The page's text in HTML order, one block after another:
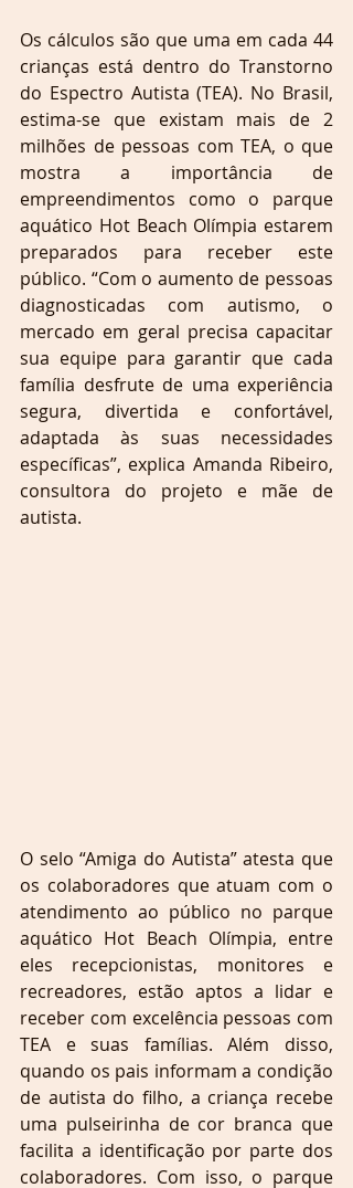
Os cálculos são que uma em cada 44
crianças está dentro do Transtorno
do Espectro Autista (TEA). No Brasil,
estima-se que existam mais de 2
milhões de pessoas com TEA, o que
mostra a importância de
empreendimentos como o parque
aquático Hot Beach Olímpia estarem
preparados para receber este
público. “Com o aumento de pessoas
diagnosticadas com autismo, o
mercado em geral precisa capacitar
sua equipe para garantir que cada
família desfrute de uma experiência
segura, divertida e confortável,
adaptada às suas necessidades
específicas”, explica Amanda Ribeiro,
consultora do projeto e mãe de
autista.
O selo “Amiga do Autista” atesta que
os colaboradores que atuam com o
atendimento ao público no parque
aquático Hot Beach Olímpia, entre
eles recepcionistas, monitores e
recreadores, estão aptos a lidar e
receber com excelência pessoas com
TEA e suas famílias. Além disso,
quando os pais informam a condição
de autista do filho, a criança recebe
uma pulseirinha de cor branca que
facilita a identificação por parte dos
colaboradores. Com isso, o parque